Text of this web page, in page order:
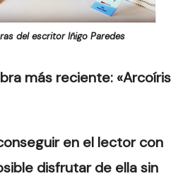
del escritor Iñigo Paredes
más reciente: «Arcoíris
en el lector con
disfrutar de ella sin